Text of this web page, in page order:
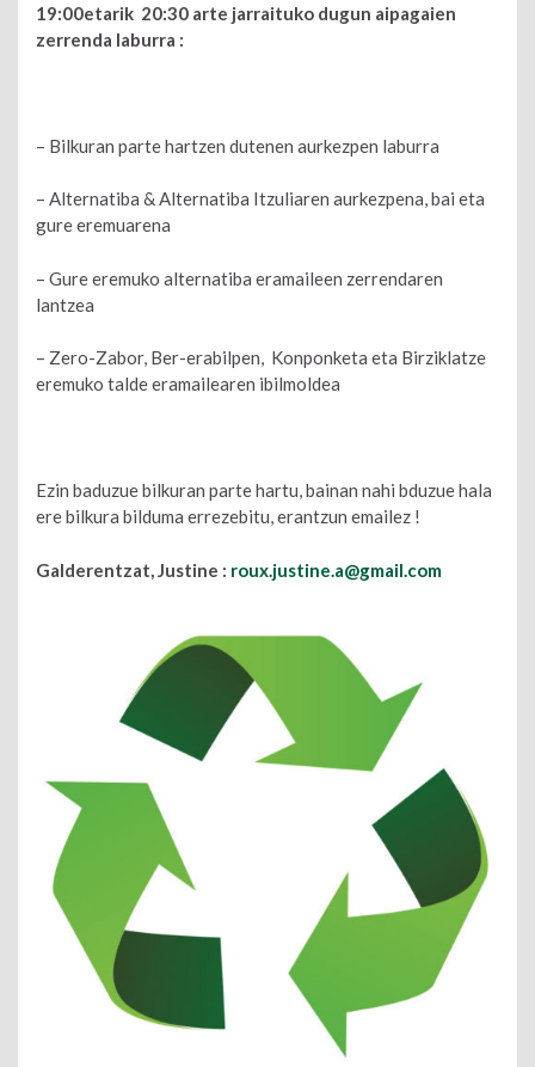
19:00etarik 20:30 arte jarraituko dugun aipagaien
zerrenda laburra :
– Bilkuran parte hartzen dutenen aurkezpen laburra
– Alternatiba & Alternatiba Itzuliaren aurkezpena, bai eta
gure eremuarena
– Gure eremuko alternatiba eramaileen zerrendaren
lantzea
– Zero-Zabor, Ber-erabilpen, Konponketa eta Birziklatze
eremuko talde eramailearen ibilmoldea
Ezin baduzue bilkuran parte hartu, bainan nahi bduzue hala
ere bilkura bilduma errezebitu, erantzun emailez !
Galderentzat, Justine : roux.justine.a@gmail.com